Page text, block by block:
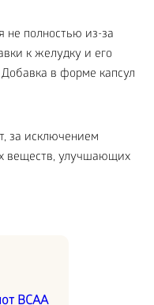
не полностью из-за
к желудку и его
в форме капсул
за исключением
веществ, улучшающих
BCAA